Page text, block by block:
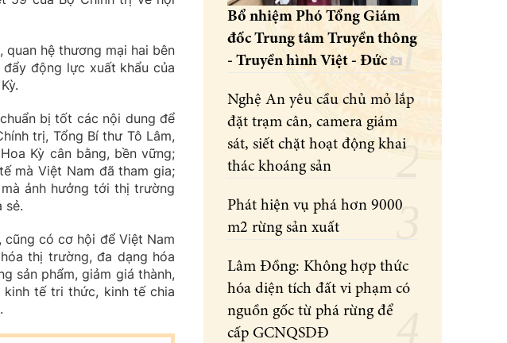
quan hệ thương mại hai bên
động lực xuất khẩu của
bị tốt các nội dung để
trị, Tổng Bí thư Tô Lâm,
Kỳ cân bằng, bền vững;
mà Việt Nam đã tham gia;
ảnh hưởng tới thị trường
sẻ.
có cơ hội để Việt Nam
thị trường, đa dạng hóa
sản phẩm, giảm giá thành,
kinh tế tri thức, kinh tế chia
Bổ nhiệm Phó Tổng Giám
đốc Trung tâm Truyền thông
- Truyền hình Việt - Đức
Nghệ An yêu cầu chủ mỏ lắp
đặt trạm cân, camera giám
sát, siết chặt hoạt động khai
thác khoáng sản
Phát hiện vụ phá hơn 9000
m2 rừng sản xuất
Lâm Đồng: Không hợp thức
hóa diện tích đất vi phạm có
nguồn gốc từ phá rừng để
cấp GCNQSDĐ